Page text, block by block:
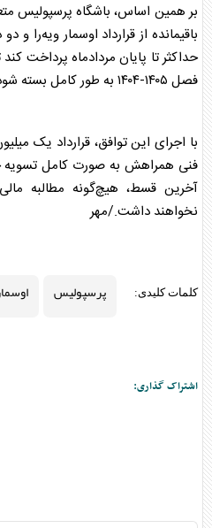
بر همین اساس، باشگاه پرسپولیس
باقیمانده از قرارداد اوسمارویه‌را و دو
حداکثر تا پایان مردادماه پرداخت
فصل ۱۴۰۵-۱۴۰۴ به طور کامل بسته شود.
با اجرای این توافق، قرارداد یک میلیون و ۴۰۰
فنی همراهش به صورت کامل تسویه
آخرین قسط، هیچ‌گونه مطالبه
نخواهند داشت./مهر
کلمات کلیدی: پرسپولیس
اشتراک گذاری: